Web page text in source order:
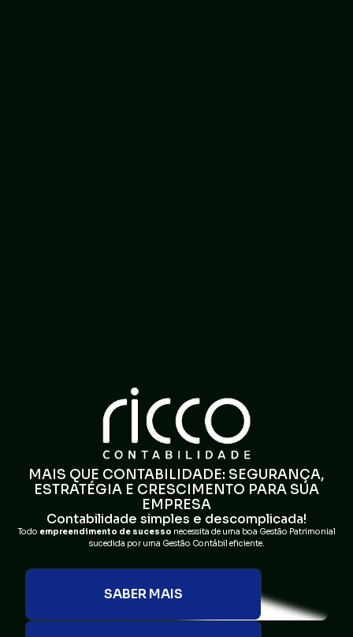
MAIS QUE CONTABILIDADE: SEGURANÇA,
ESTRATÉGIA E CRESCIMENTO PARA SUA
EMPRESA
Contabilidade simples e descomplicada!
Todo empreendimento de sucesso necessita de uma boa Gestão Patrimonial
sucedida por uma Gestão Contábil eficiente.
SABER MAIS